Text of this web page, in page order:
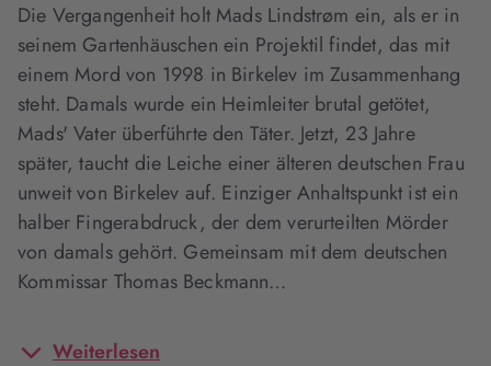
Die Vergangenheit holt Mads Lindstrøm ein, als er in
seinem Gartenhäuschen ein Projektil findet, das mit
einem Mord von 1998 in Birkelev im Zusammenhang
steht. Damals wurde ein Heimleiter brutal getötet,
Mads' Vater überführte den Täter. Jetzt, 23 Jahre
später, taucht die Leiche einer älteren deutschen Frau
unweit von Birkelev auf. Einziger Anhaltspunkt ist ein
halber Fingerabdruck, der dem verurteilten Mörder
von damals gehört. Gemeinsam mit dem deutschen
Kommissar Thomas Beckmann…
Weiterlesen